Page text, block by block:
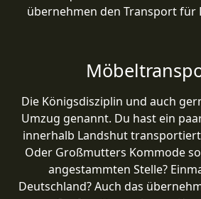
übernehmen den Transport für
Die Königsdisziplin und auch
Umzug genannt. Du hast ein
innerhalb Landshut
Oder Großmutters Kommode
angestammten Stelle?
Deutschland? Auch das